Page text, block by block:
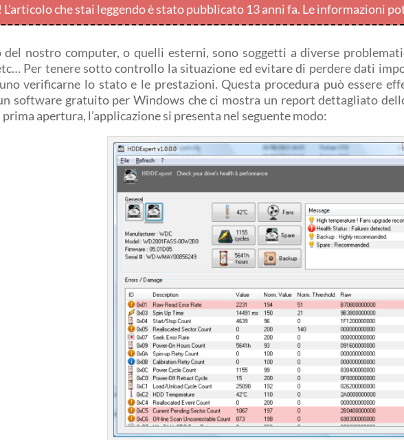
che stai leggendo è stato pubblicato 13 anni fa. Le informazioni
nostro computer, o quelli esterni, sono soggetti a diverse
Per tenere sotto controllo la situazione ed evitare di perdere dati
verificarne lo stato e le prestazioni. Questa procedura può essere
software gratuito per Windows che ci mostra un report dettagliato
apertura, l’applicazione si presenta nel seguente modo: